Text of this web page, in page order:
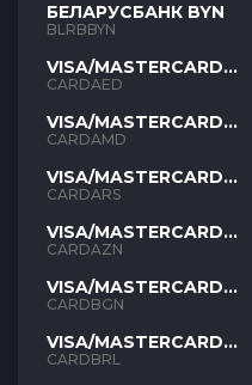
БЕЛАРУСБАНК BYN
BLRBBYN
VISA/MASTERCARD
AED
CARDAED
VISA/MASTERCARD
AMD
CARDAMD
VISA/MASTERCARD
ARS
CARDARS
VISA/MASTERCARD
AZN
CARDAZN
VISA/MASTERCARD
BGN
CARDBGN
VISA/MASTERCARD
BRL
CARDBRL